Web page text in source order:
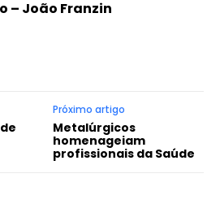
– João Franzin
Próximo artigo
Metalúrgicos
homenageiam
profissionais da Saúde